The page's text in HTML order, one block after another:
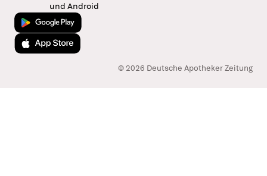
und Android
Jetzt bei Google Play
Laden im App Store
© 2026 Deutsche Apotheker Zeitung